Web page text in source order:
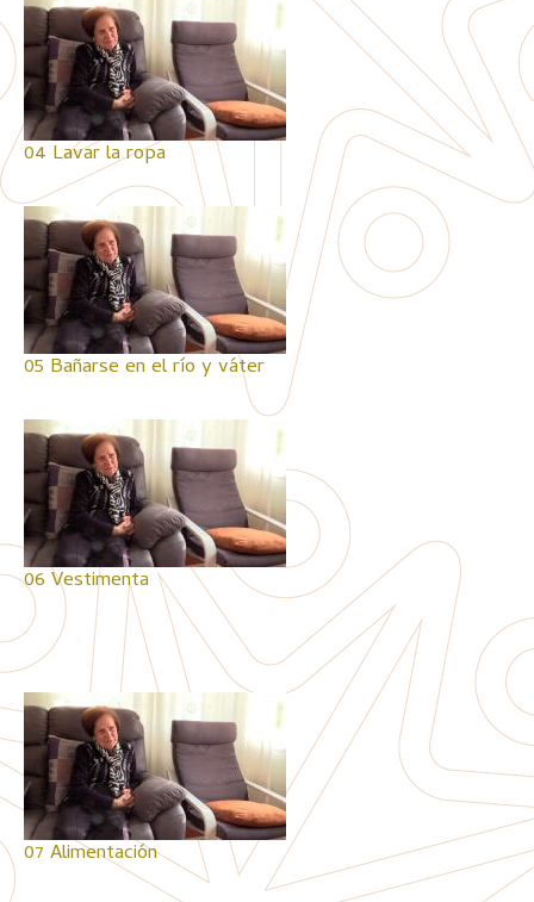
04 Lavar la ropa
05 Bañarse en el río y váter
06 Vestimenta
07 Alimentación